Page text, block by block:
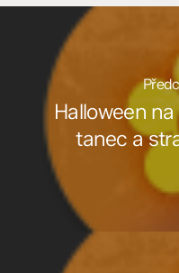
Halloween
tanec a